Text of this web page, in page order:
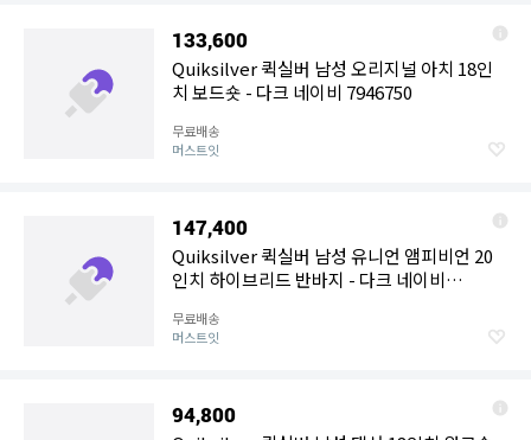
133,600
Quiksilver 퀵실버 남성 오리지널 아치 18인
치 보드숏 - 다크 네이비 7946750
무료배송
머스트잇
147,400
Quiksilver 퀵실버 남성 유니언 앰피비언 20
인치 하이브리드 반바지 - 다크 네이비
무료배송
머스트잇
94,800